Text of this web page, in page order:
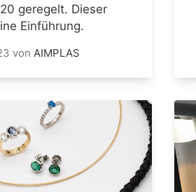
geregelt. Dieser
Einführung.
von AIMPLAS